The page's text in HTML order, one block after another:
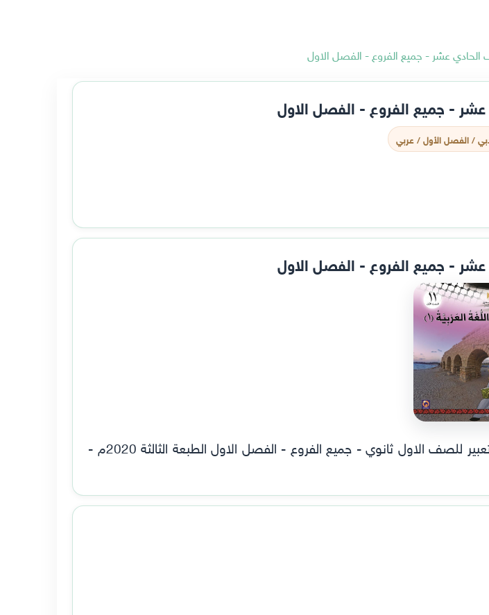
الحادي عشر - جميع الفروع - الفصل الاول
- جميع الفروع - الفصل الاول
/ الفصل الأول / عربي
- جميع الفروع - الفصل الاول
تحميل كاب منهاج اللغة العربية - المطالعة مطالعة وقواعد وعروض وتعبير للصف الاول ثانوي - جميع الفروع - الفصل الاول الطبعة الثالثة 2020م -